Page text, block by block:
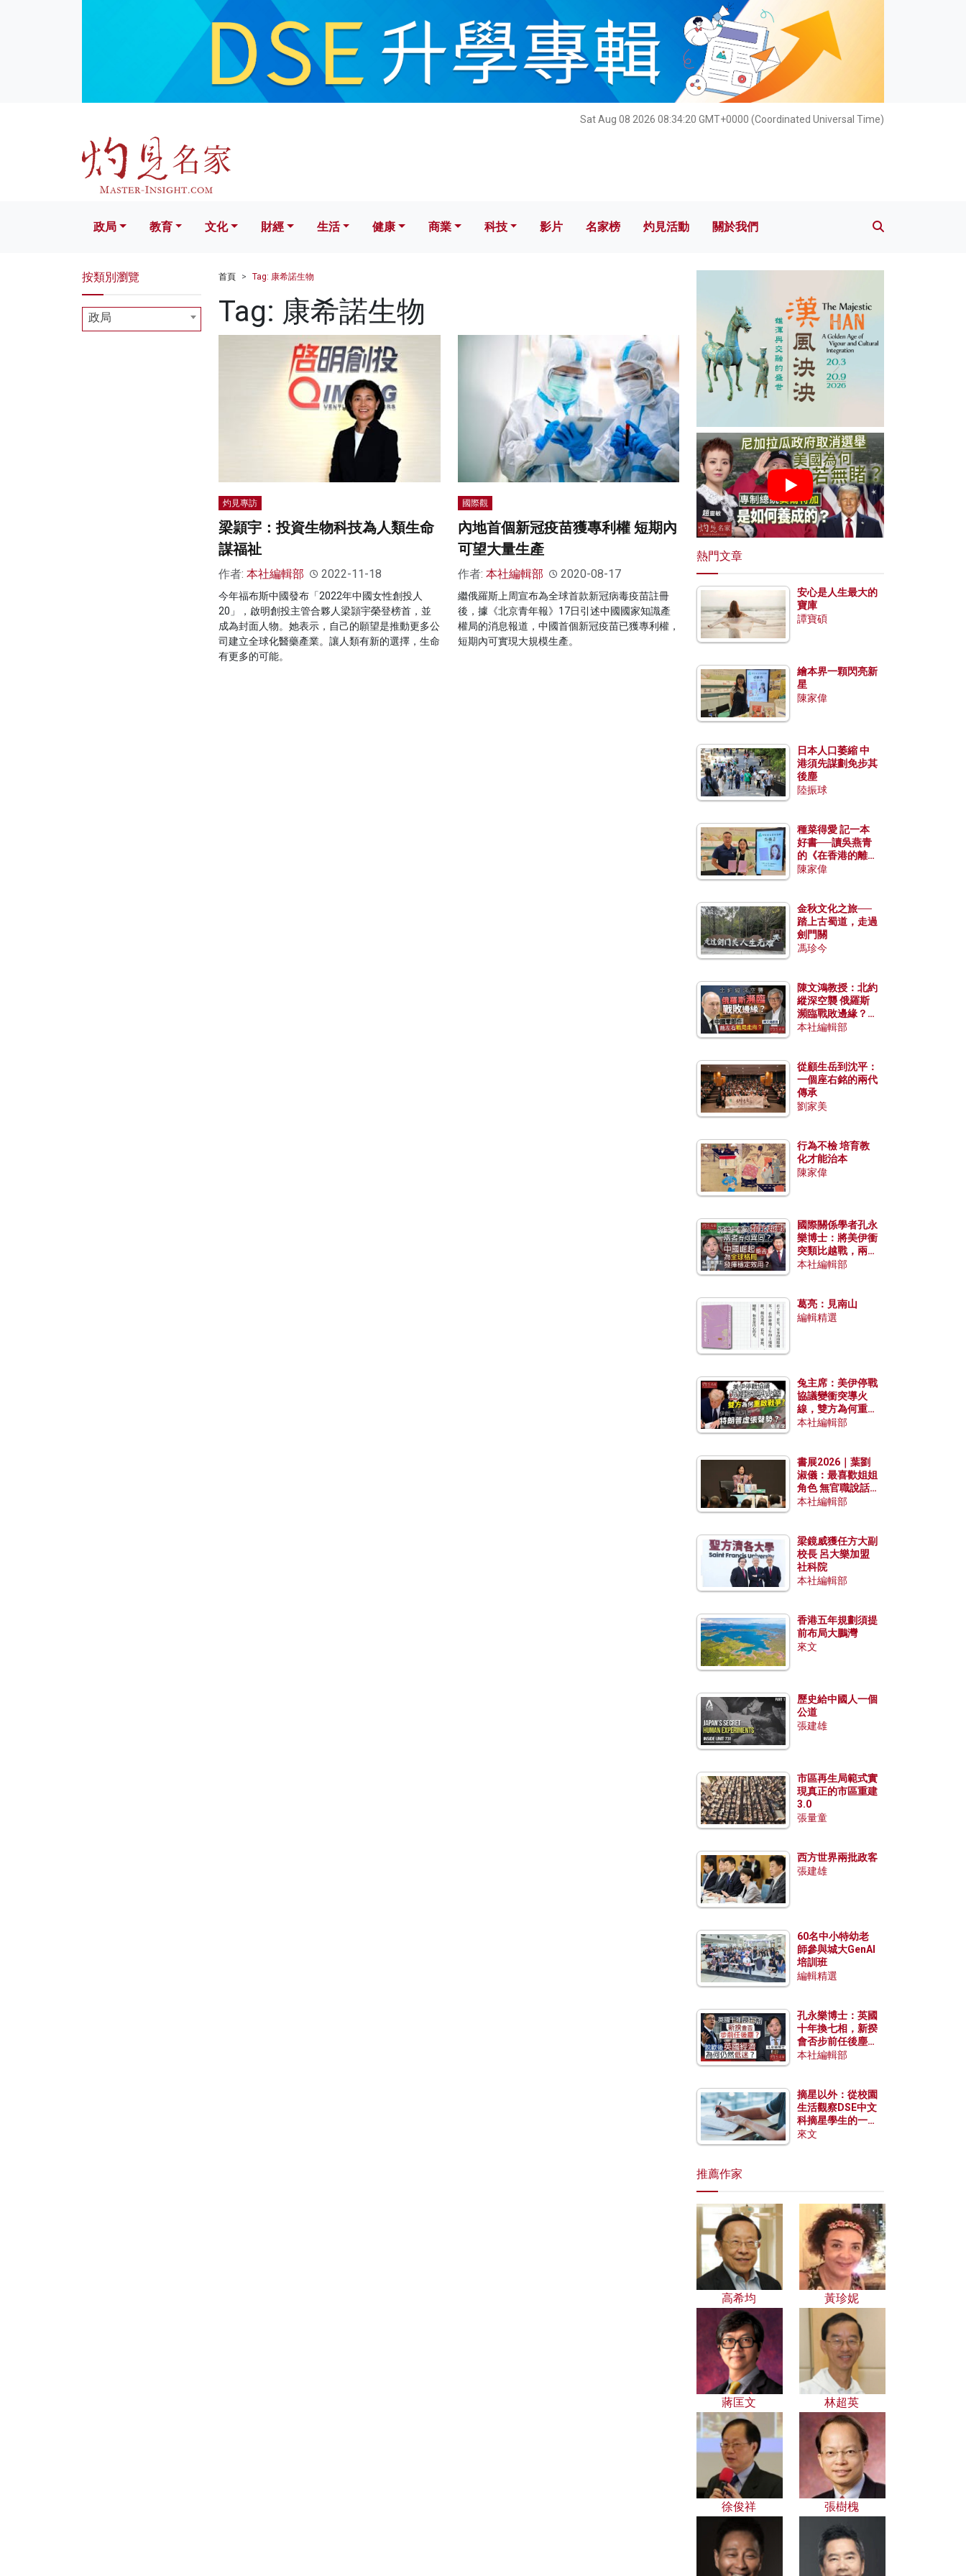
Sat Aug 08 2026 08:34:21 GMT+0000 (Coordinated Universal Time)
文化 財經 生活 健康 科技 影片 名家榜 灼見活動 關於我們
政局 教育 文化 財經 生活 健康 商業 科技 影片 名家榜 灼見活動 關於我們
首頁 Tag: 康希諾生物
Tag: 康希諾生物
灼見專訪
梁頴宇：投資生物科技為人類生命
謀福祉
作者: 本社編輯部 2022-11-18
今年福布斯中國發布「2022年中國女性創投人
20」，啟明創投主管合夥人梁頴宇榮登榜首，並
成為封面人物。她表示，自己的願望是推動更多公
司建立全球化醫藥產業。讓人類有新的選擇，生命
有更多的可能。
國際觀
內地首個新冠疫苗獲專利權 短期內
可望大量生產
作者: 本社編輯部 2020-08-17
繼俄羅斯上周宣布為全球首款新冠病毒疫苗註冊
後，據《北京青年報》17日引述中國國家知識產
權局的消息報道，中國首個新冠疫苗已獲專利權，
短期內可實現大規模生產。
按類別瀏覽
政局
熱門文章
安心是人生最大的
寶庫
譚寶碩
繪本界一顆閃亮新
星
陳家偉
日本人口萎縮 中
港須先謀劃免步其
後塵
陸振球
種菜得愛 記一本
好書──讀吳燕青
的《在香港的離島
種菜》
陳家偉
金秋文化之旅──
踏上古蜀道，走過
劍門關
馮珍今
陳文鴻教授：北約
縱深空襲 俄羅斯
瀕臨戰敗邊緣？中
國零部件能左右戰
本社編輯部
從顧生岳到沈平：
一個座右銘的兩代
傳承
劉家美
行為不檢 培育教
化才能治本
陳家偉
國際關係學者孔永
樂博士：將美伊衝
突類比越戰，兩者
有何異同？中國崛
本社編輯部
葛亮：見南山
編輯精選
兔主席：美伊停戰
協議變衝突導火
線，雙方為何重啟
戰爭？伊朗一早洞
本社編輯部
書展2026｜葉劉
淑儀：最喜歡姐姐
角色 無官職說話
包袱少
本社編輯部
梁鏡威獲任方大副
校長 呂大樂加盟
社科院
本社編輯部
香港五年規劃須提
前布局大鵬灣
來文
歷史給中國人一個
公道
張建雄
市區再生局範式實
現真正的市區重建
3.0
張量童
西方世界兩批政客
張建雄
60名中小特幼老
師參與城大GenAI
培訓班
編輯精選
孔永樂博士：英國
十年換七相，新揆
會否步前任後塵？
脫歐後英國經濟為
本社編輯部
摘星以外：從校園
生活觀察DSE中文
科摘星學生的一點
特質
來文
推薦作家
高希均 黃珍妮
蔣匡文 林超英
徐俊祥 張樹槐